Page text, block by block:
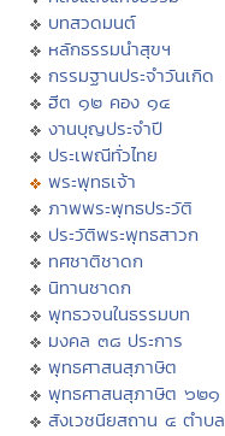
บทสวดมนต์
หลักธรรมนำสุขฯ
กรรมฐานประจำวันเกิด
ฮีต ๑๒ คอง ๑๔
งานบุญประจำปี
ประเพณีทั่วไทย
พระพุทธเจ้า
ภาพพระพุทธประวัติ
ประวัติพระพุทธสาวก
ทศชาติชาดก
นิทานชาดก
พุทธวจนในธรรมบท
มงคล ๓๘ ประการ
พุทธศาสนสุภาษิต
พุทธศาสนสุภาษิต ๖๒๑
สังเวชนียสถาน ๔ ตำบล